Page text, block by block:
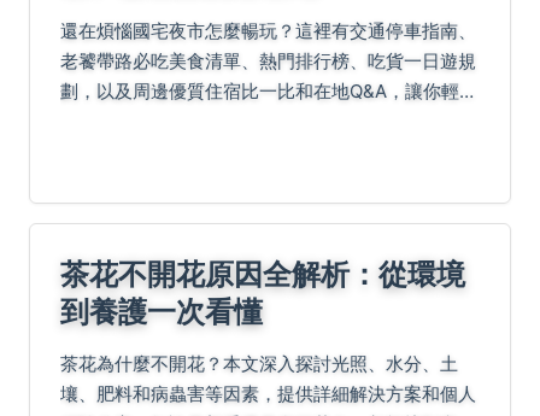
還在煩惱國宅夜市怎麼暢玩？這裡有交通停車指南、
老饕帶路必吃美食清單、熱門排行榜、吃貨一日遊規
劃，以及周邊優質住宿比一比和在地Q&A，讓你輕鬆
茶花不開花原因全解析：從環境
到養護一次看懂
茶花為什麼不開花？本文深入探討光照、水分、土
壤、肥料和病蟲害等因素，提供詳細解決方案和個人